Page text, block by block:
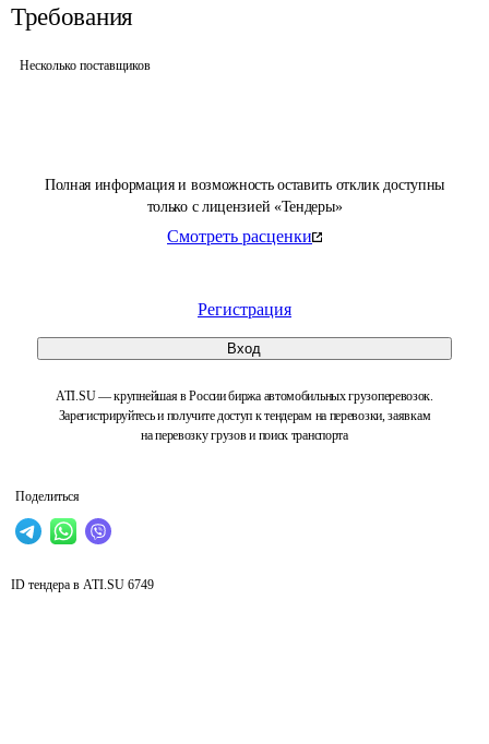
Полная информация и возможность оставить отклик доступны
только с лицензией «Тендеры»
Смотреть расценки
Регистрация
Вход
ATI.SU — крупнейшая в России биржа автомобильных грузоперевозок.
Зарегистрируйтесь и получите доступ к тендерам на перевозки, заявкам
на перевозку грузов и поиск транспорта
Поделиться
Требования
Несколько поставщиков
ID тендера в ATI.SU 6749